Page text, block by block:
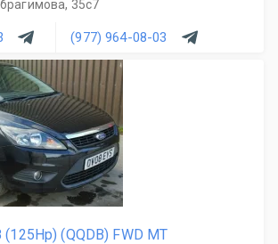
35с7
(977) 964-08-03
(QQDB) FWD MT